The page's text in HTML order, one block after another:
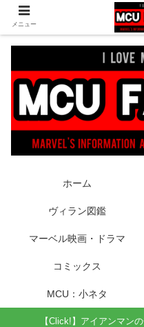
ヒーロー映画やコミック、フィギ
ホーム
ヴィラン図鑑
マーベル映画・ドラマ
コミックス
MCU：小ネタ
【Click!】アイアンマン
メニュー